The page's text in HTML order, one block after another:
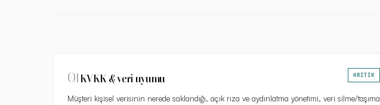
01 KVKK & veri uyumu KRİTİK
Müşteri kişisel verisinin nerede saklandığı, açık rıza ve aydınlatma yönetimi, veri silme/taşıma